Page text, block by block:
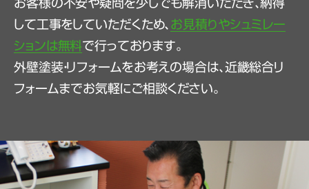
お客様の不安や疑問を少しでも解消いただき、納得
して工事をしていただくため、 お見積りやシュミレー
ションは無料で行っております。
外壁塗装・リフォームをお考えの場合は、近畿総合リ
フォームまでお気軽にご相談ください。